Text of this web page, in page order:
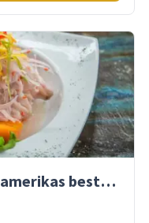
Peruanische Küche – Südamerikas beste Gastronomie